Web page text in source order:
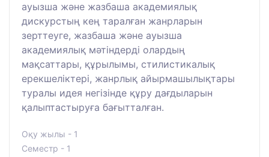
ауызша және жазбаша академиялық
дискурстың кең таралған жанрларын
зерттеуге, жазбаша және ауызша
академиялық мәтіндерді олардың
мақсаттары, құрылымы, стилистикалық
ерекшеліктері, жанрлық айырмашылықтары
туралы идея негізінде құру дағдыларын
қалыптастыруға бағытталған.
Оқу жылы - 1
Семестр - 1